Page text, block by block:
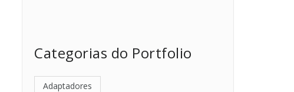
Categorias do Portfolio
Adaptadores